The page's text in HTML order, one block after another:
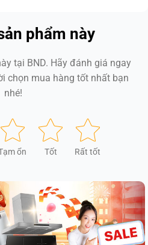
phẩm này
tại BND. Hãy đánh giá ngay
chọn mua hàng tốt nhất bạn
nhé!
ổn Tốt Rất tốt